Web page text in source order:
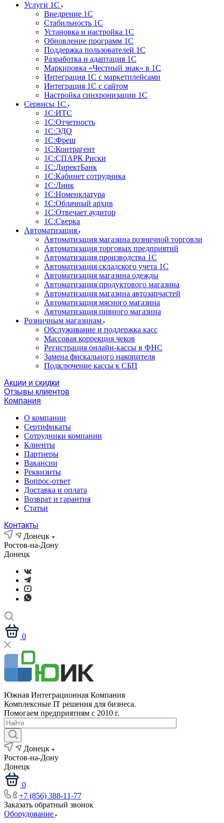
Услуги 1С
Внедрение 1С
Стабильность 1С
Установка и настройка 1С
Обновление программ 1С
Поддержка пользователей 1С
Разработка и адаптация 1С
Маркировка «Честный знак» в 1С
Интеграция 1С с маркетплейсами
Интеграция 1С с сайтом
Настройка синхронизации 1С
Сервисы 1С
1С:ИТС
1С:Отчетность
1С:ЭДО
1С:Фреш
1С:Контрагент
1С:CПАРК Риски
1С:ДиректБанк
1С:Кабинет сотрудника
1С:Линк
1С:Номенклатура
1С:Облачный архив
1С:Отвечает аудитор
1С:Сверка
Автоматизация
Автоматизация магазина розничной торговли
Автоматизация торговых предприятий
Автоматизация производства 1С
Автоматизация складского учета 1C
Автоматизация магазина одежды
Автоматизация продуктового магазина
Автоматизация магазина автозапчастей
Автоматизация мясного магазина
Автоматизация пивного магазина
Розничным магазинам
Обслуживание и поддержка касс
Массовая коррекция чеков
Регистрация онлайн-кассы в ФНС
Замена фискального накопителя
Подключение кассы к СБП
Акции и скидки
Отзывы клиентов
Компания
О компании
Сертификаты
Сотрудники компании
Клиенты
Партнеры
Вакансии
Реквизиты
Вопрос-ответ
Доставка и оплата
Возврат и гарантия
Статьи
Контакты
Донецк
Ростов-на-Дону
Донецк
0
Южная Интеграционная Компания
Комплексные IT решения для бизнеса.
Помогаем предприятиям с 2010 г.
Донецк
Ростов-на-Дону
Донецк
0
+7 (856) 388-11-77
Заказать обратный звонок
Оборудование